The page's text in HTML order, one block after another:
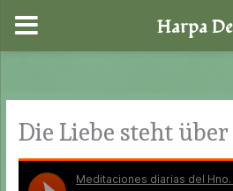
springen
Die Liebe steht
Harpa